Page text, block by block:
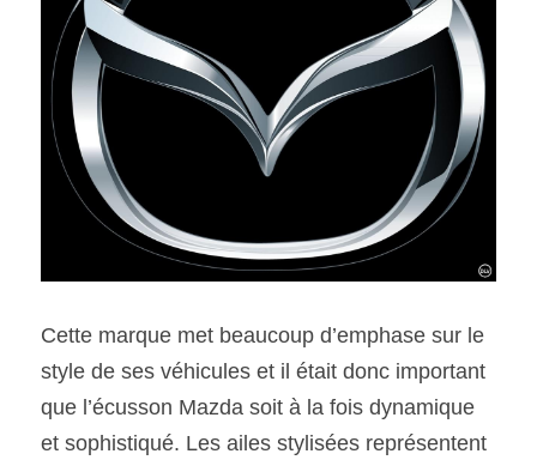
Cette marque met beaucoup d’emphase sur le
style de ses véhicules et il était donc important
que l’écusson Mazda soit à la fois dynamique
et sophistiqué. Les ailes stylisées représentent